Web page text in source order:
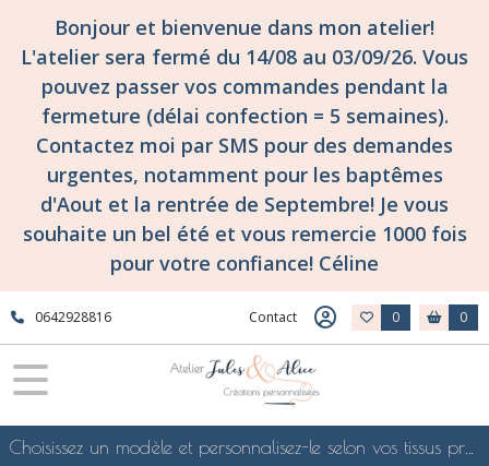
Bonjour et bienvenue dans mon atelier!
L'atelier sera fermé du 14/08 au 03/09/26. Vous
pouvez passer vos commandes pendant la
fermeture (délai confection = 5 semaines).
Contactez moi par SMS pour des demandes
urgentes, notamment pour les baptêmes
d'Aout et la rentrée de Septembre! Je vous
souhaite un bel été et vous remercie 1000 fois
pour votre confiance! Céline
0642928816 Contact 0 0
Choisissez un modèle et personnalisez-le selon vos tissus préférés de mes collections en ligne, je le confectionnerai selon vos souhaits